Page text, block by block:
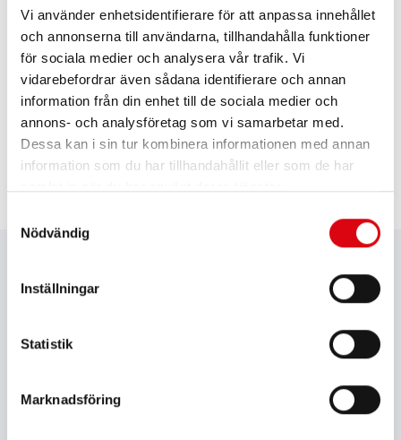
Vi använder enhetsidentifierare för att anpassa innehållet
och annonserna till användarna, tillhandahålla funktioner
för sociala medier och analysera vår trafik. Vi
vidarebefordrar även sådana identifierare och annan
information från din enhet till de sociala medier och
annons- och analysföretag som vi samarbetar med.
Dessa kan i sin tur kombinera informationen med annan
information som du har tillhandahållit eller som de har
Nödvändig
Inställningar
Statistik
Marknadsföring
HOW TO:
Banner Accucharger 3A
TEKNISK INFORMATION
Consumer